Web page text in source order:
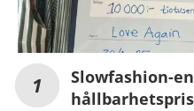
Slowfashion-
hållbarhetspris